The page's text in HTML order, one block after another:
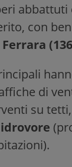
con ben
Ferrara
di
su